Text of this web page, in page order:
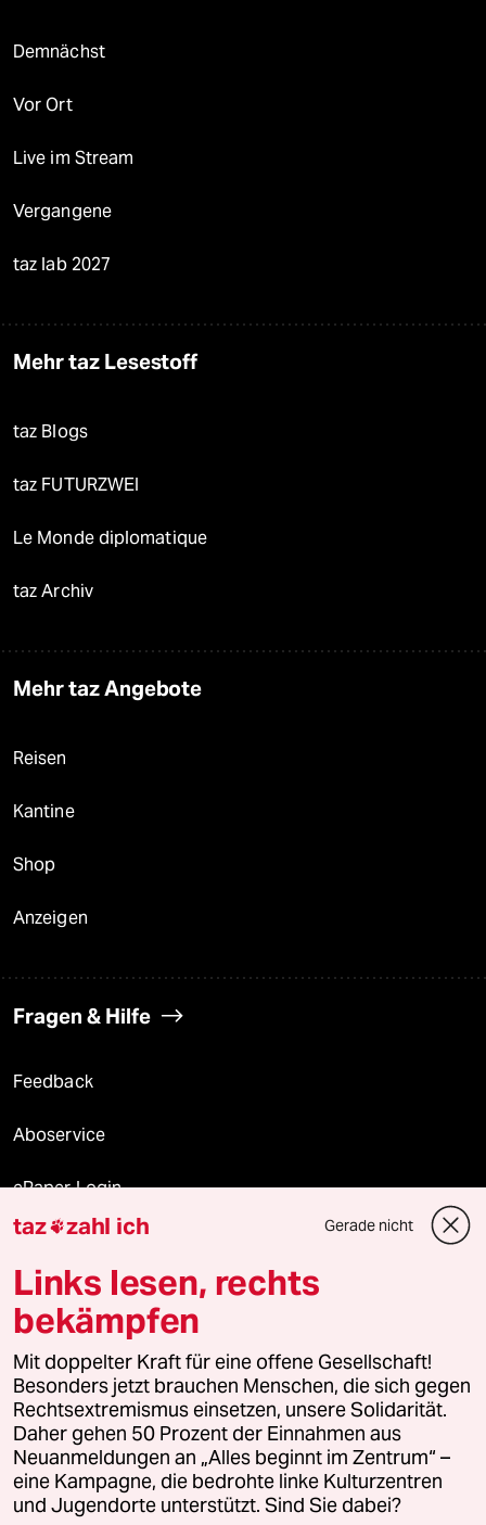
Demnächst
Vor Ort
Live im Stream
Vergangene
taz lab 2027
Mehr taz Lesestoff
taz Blogs
taz FUTURZWEI
Le Monde diplomatique
taz Archiv
Mehr taz Angebote
Reisen
Kantine
Shop
Anzeigen
Fragen & Hilfe
Feedback
Aboservice
ePaper Login
Downloads für Abonnierende
© 2026 taz Verlags und Vertriebs GmbH
Alle Rechte vorbehalten. Bei rechtlichen Fragen oder für Genehmigungen
wenden Sie sich bitte an
lizenzen@taz.de
Feedback Redaktionsstatut Kommune-Richtlinien
Leitlinie Informant Datenschutz Impressum AGB
taz zahl ich Gerade nicht
Links lesen, rechts
bekämpfen
Mit doppelter Kraft für eine offene Gesellschaft!
Besonders jetzt brauchen Menschen, die sich gegen
Rechtsextremismus einsetzen, unsere Solidarität.
Daher gehen 50 Prozent der Einnahmen aus
Neuanmeldungen an „Alles beginnt im Zentrum“ –
eine Kampagne, die bedrohte linke Kulturzentren
und Jugendorte unterstützt. Sind Sie dabei?